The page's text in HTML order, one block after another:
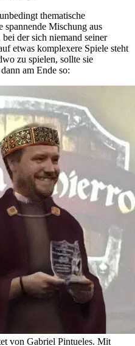
thematische
spannende Mischung aus
der sich niemand seiner
etwas komplexere Spiele steht
zu spielen, sollte sie
am Ende so:
von Gabriel Pintueles. Mit